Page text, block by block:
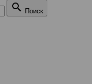
 Поиск